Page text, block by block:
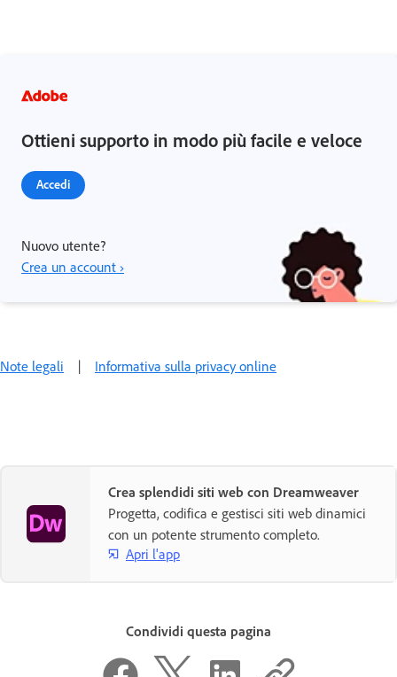
Ottieni supporto in modo più facile e veloce
Accedi
Nuovo utente?
Crea un account ›
Note legali | Informativa sulla privacy online
Crea splendidi siti web con Dreamweaver
Progetta, codifica e gestisci siti web dinamici
con un potente strumento completo.
Apri l'app
Condividi questa pagina